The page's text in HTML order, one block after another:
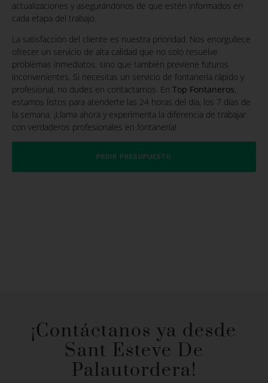
actualizaciones y asegurándonos de que estén informados en
cada etapa del trabajo.
La satisfacción del cliente es nuestra prioridad. Nos enorgullece
ofrecer un servicio de alta calidad que no solo resuelve
problemas inmediatos, sino que también previene futuros
inconvenientes. Si necesitas un servicio de fontanería rápido y
profesional, no dudes en contactarnos. En Top Fontaneros,
estamos listos para atenderte las 24 horas del día, los 7 días de
la semana. ¡Llama ahora y experimenta la diferencia de trabajar
con verdaderos profesionales en fontanería!
PEDIR PRESUPUESTO
¡Contáctanos ya desde
Sant Esteve De
Palautordera!